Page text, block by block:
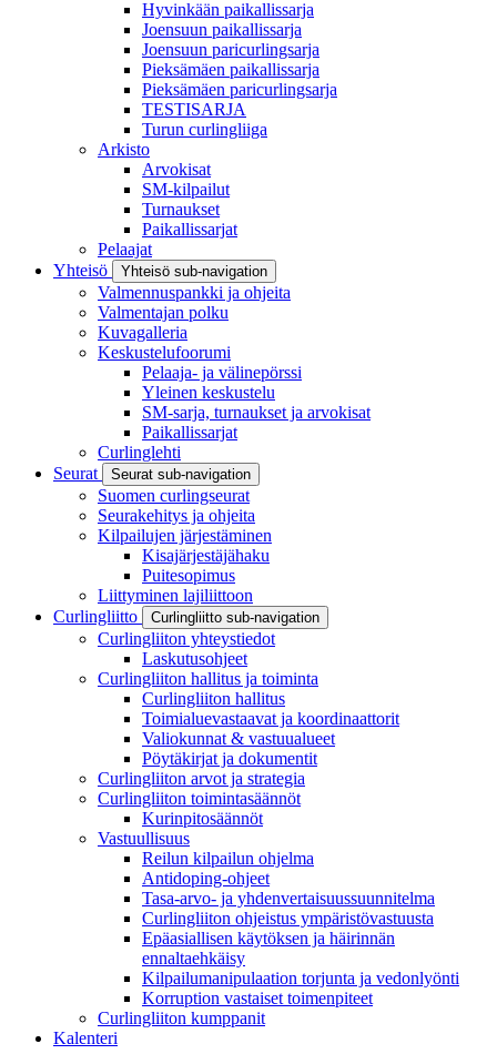
Hyvinkään paikallissarja
Joensuun paikallissarja
Joensuun paricurlingsarja
Pieksämäen paikallissarja
Pieksämäen paricurlingsarja
TESTISARJA
Turun curlingliiga
Arkisto
Arvokisat
SM-kilpailut
Turnaukset
Paikallissarjat
Pelaajat
Yhteisö
Yhteisö sub-navigation
Valmennuspankki ja ohjeita
Valmentajan polku
Kuvagalleria
Keskustelufoorumi
Pelaaja- ja välinepörssi
Yleinen keskustelu
SM-sarja, turnaukset ja arvokisat
Paikallissarjat
Curlinglehti
Seurat
Seurat sub-navigation
Suomen curlingseurat
Seurakehitys ja ohjeita
Kilpailujen järjestäminen
Kisajärjestäjähaku
Puitesopimus
Liittyminen lajiliittoon
Curlingliitto
Curlingliitto sub-navigation
Curlingliiton yhteystiedot
Laskutusohjeet
Curlingliiton hallitus ja toiminta
Curlingliiton hallitus
Toimialuevastaavat ja koordinaattorit
Valiokunnat & vastuualueet
Pöytäkirjat ja dokumentit
Curlingliiton arvot ja strategia
Curlingliiton toimintasäännöt
Kurinpitosäännöt
Vastuullisuus
Reilun kilpailun ohjelma
Antidoping-ohjeet
Tasa-arvo- ja yhdenvertaisuussuunnitelma
Curlingliiton ohjeistus ympäristövastuusta
Epäasiallisen käytöksen ja häirinnän
ennaltaehkäisy
Kilpailumanipulaation torjunta ja vedonlyönti
Korruption vastaiset toimenpiteet
Curlingliiton kumppanit
Kalenteri